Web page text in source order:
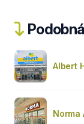
Albert
Norma